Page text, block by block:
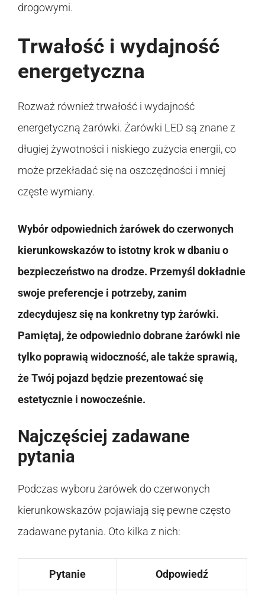
drogowymi.
Trwałość i wydajność
energetyczna
Rozważ również trwałość i wydajność
energetyczną żarówki. Żarówki LED są znane z
długiej żywotności i niskiego zużycia energii, co
może przekładać się na oszczędności i mniej
częste wymiany.
Wybór odpowiednich żarówek do czerwonych
kierunkowskazów to istotny krok w dbaniu o
bezpieczeństwo na drodze. Przemyśl dokładnie
swoje preferencje i potrzeby, zanim
zdecydujesz się na konkretny typ żarówki.
Pamiętaj, że odpowiednio dobrane żarówki nie
tylko poprawią widoczność, ale także sprawią,
że Twój pojazd będzie prezentować się
estetycznie i nowocześnie.
Najczęściej zadawane
pytania
Podczas wyboru żarówek do czerwonych
kierunkowskazów pojawiają się pewne często
zadawane pytania. Oto kilka z nich:
Pytanie Odpowiedź